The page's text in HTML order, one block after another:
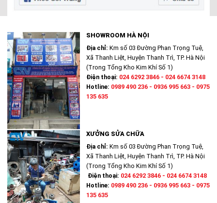
SHOWROOM HÀ NỘI
Địa chỉ: Km số 03 Đường Phan Trọng Tuệ,
Xã Thanh Liệt, Huyện Thanh Trì, TP. Hà Nội
(Trong Tổng Kho Kim Khí Số 1)
Điện thoại: 024 6292 3846 - 024 6674 3148
Hotline: 0989 490 236 - 0936 995 663 - 0975
135 635
XƯỞNG SỬA CHỮA
Địa chỉ: Km số 03 Đường Phan Trọng Tuệ,
Xã Thanh Liệt, Huyện Thanh Trì, TP. Hà Nội
(Trong Tổng Kho Kim Khí Số 1)
Điện thoại: 024 6292 3846 - 024 6674 3148
Hotline: 0989 490 236 - 0936 995 663 - 0975
135 635